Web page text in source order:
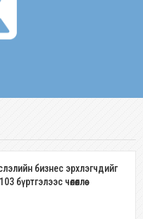
бизнес эрхлэгчдийг
бүртгэлээс чөлөөллөө